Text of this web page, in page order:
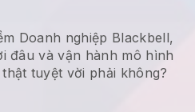
Doanh nghiệp Blackbell,
đâu vàvận hành mô hình
thật tuyệt vời phải không?